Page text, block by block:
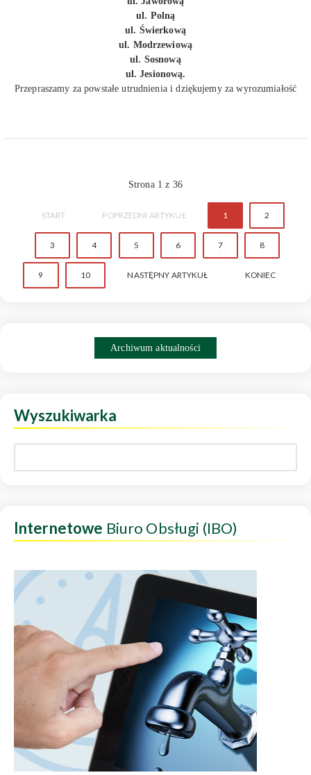
ul. Polną
ul. Świerkową
ul. Modrzewiową
ul. Sosnową
ul. Jesionową.
Przepraszamy za powstałe utrudnienia i dziękujemy za wyrozumiałość
Strona 1 z 36
START POPRZEDNI ARTYKUŁ 1 2
3 4 5 6 7 8
9 10 NASTĘPNY ARTYKUŁ KONIEC
Archiwum aktualności
Wyszukiwarka
Internetowe Biuro Obsługi (IBO)